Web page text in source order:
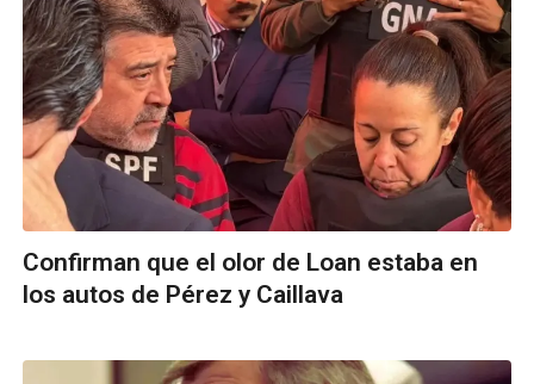
Confirman que el olor de Loan estaba en
los autos de Pérez y Caillava